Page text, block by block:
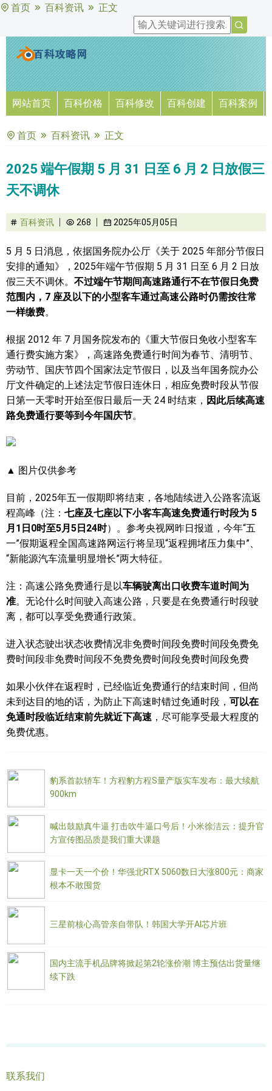
首页 百科资讯 正文
网站首页 百科价格 百科修改 百科创建 百科案例
首页 百科资讯 正文
2025 端午假期 5 月 31 日至 6 月 2 日放假三
天不调休
百科资讯 268 2025年05月05日
5 月 5 日消息，依据国务院办公厅《关于 2025 年部分节假日
安排的通知》，2025年端午节假期 5 月 31 日至 6 月 2 日放
假三天不调休。 不过端午节期间高速路通行不在节假日免费
范围内，7 座及以下的小型客车通过高速公路时仍需按往常
一样缴费。
根据 2012 年 7 月国务院发布的《重大节假日免收小型客车
通行费实施方案》，高速路免费通行时间为春节、清明节、
劳动节、国庆节四个国家法定节假日，以及当年国务院办公
厅文件确定的上述法定节假日连休日，相应免费时段从节假
日第一天零时开始至假日最后一天 24 时结束， 因此后续高速
路免费通行要等到今年国庆节。
▲ 图片仅供参考
目前，2025年五一假期即将结束，各地陆续进入公路客流返
程高峰（注： 七座及七座以下小客车高速免费通行时段为 5
月1日0时至5月5日24时）。参考央视网昨日报道，今年“五
一”假期返程全国高速路网运行将呈现“返程拥堵压力集中”、
“新能源汽车流量明显增长”两大特征。
注：高速公路免费通行是以车辆驶离出口收费车道时间为
准。无论什么时间驶入高速公路，只要是在免费通行时段驶
离，都可以享受免费通行政策。
进入状态驶出状态收费情况非免费时间段免费时间段免费免
费时间段非免费时间段不免费免费时间段免费时间段免费
如果小伙伴在返程时，已经临近免费通行的结束时间，但尚
未到达目的地的话，为防止下高速时错过免通时段， 可以在
免通时段临近结束前先就近下高速 ，尽可能享受最大程度的
免费优惠。
豹系首款轿车！方程豹方程S量产版实车发布：最大续航
900km
喊出鼓励真牛逼 打击吹牛逼口号后！小米徐洁云：提升官
方宣传图品质是我们重大课题
显卡一天一个价！华强北RTX 5060数日大涨800元：商家
根本不敢囤货
三星前核心高管亲自带队！韩国大学开AI芯片班
国内主流手机品牌将掀起第2轮涨价潮 博主预估出货量继
续下跌
联系我们